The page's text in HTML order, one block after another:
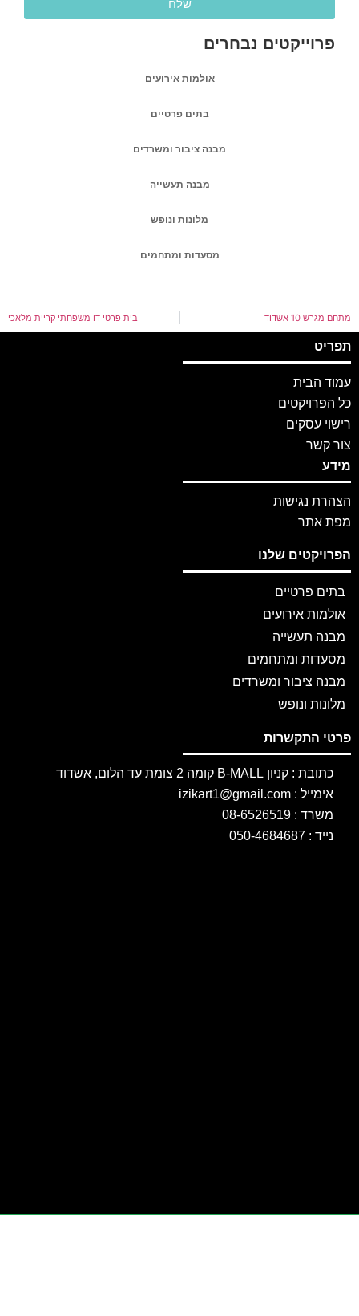
שלח
פרוייקטים נבחרים
אולמות אירועים
בתים פרטיים
מבנה ציבור ומשרדים
מבנה תעשייה
מלונות ונופש
מסעדות ומתחמים
מתחם מגרש 10 אשדוד בית פרטי דו משפחתי קריית מלאכי
תפריט
עמוד הבית
כל הפרויקטים
רישוי עסקים
צור קשר
מידע
הצהרת נגישות
מפת אתר
הפרויקטים שלנו
בתים פרטיים
אולמות אירועים
מבנה תעשייה
מסעדות ומתחמים
מבנה ציבור ומשרדים
מלונות ונופש
פרטי התקשרות
כתובת : קניון B-MALL קומה 2 צומת עד הלום, אשדוד
אימייל : izikart1@gmail.com
משרד : 08-6526519
נייד : 050-4684687